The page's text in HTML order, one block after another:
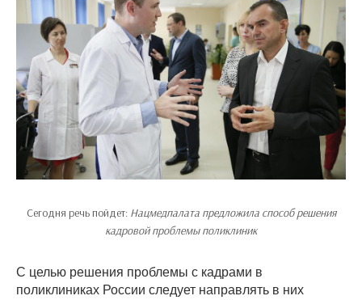
Сегодня речь пойдет: Нацмедпалата предложила способ решения
кадровой проблемы поликлиник
С целью решения проблемы с кадрами в
поликлиниках России следует направлять в них